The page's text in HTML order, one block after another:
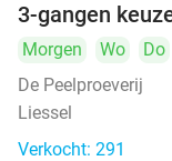
3-gangen
Morgen Wo Do
De Peelproeverij
Liessel
Verkocht: 291